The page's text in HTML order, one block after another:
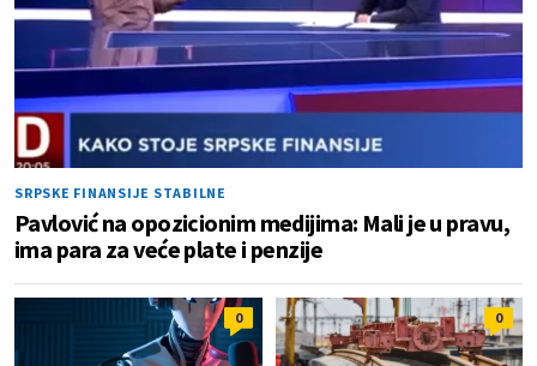
SRPSKE FINANSIJE STABILNE
Pavlović na opozicionim medijima: Mali je u pravu,
ima para za veće plate i penzije
0 0